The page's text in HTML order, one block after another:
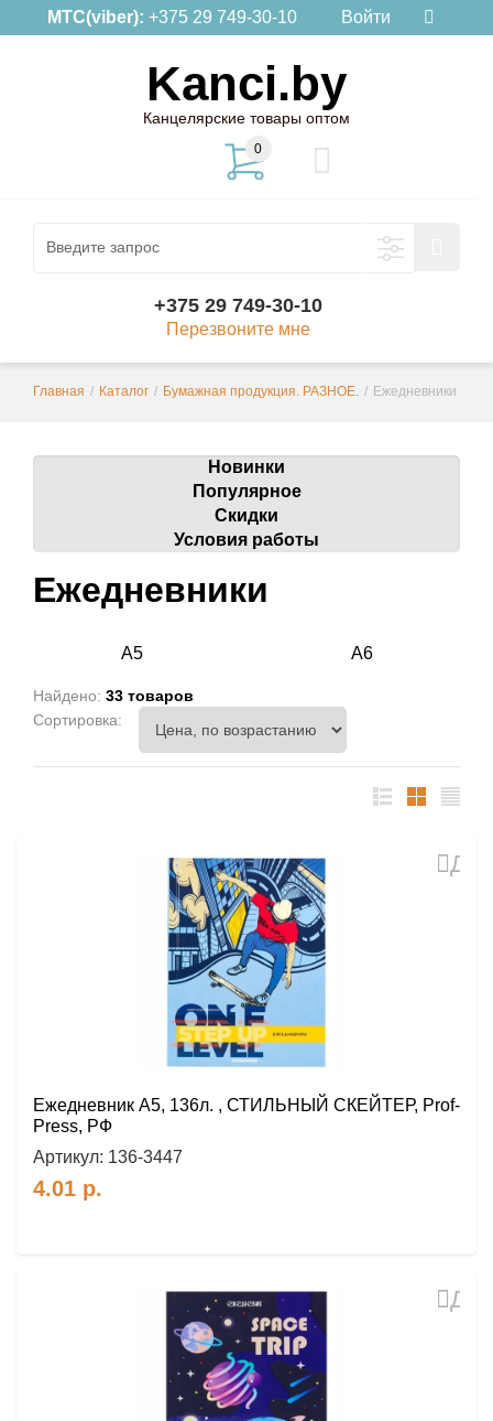
МТС(viber): +375 29 749-30-10 Войти
Kanci.by
Канцелярские товары оптом
0
+375 29 749-30-10
Перезвоните мне
Главная / Каталог / Бумажная продукция. РАЗНОЕ. / Ежедневники
Новинки
Популярное
Скидки
Условия работы
Ежедневники
А5 А6
Найдено: 33 товаров
Сортировка:
Ежедневник А5, 136л. , СТИЛЬНЫЙ СКЕЙТЕР, Prof-
Press, РФ
Артикул: 136-3447
4.01 р.